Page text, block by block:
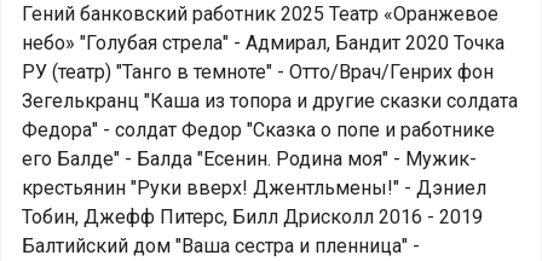
Гений банковский работник 2025 Театр «Оранжевое
небо» "Голубая стрела" - Адмирал, Бандит 2020 Точка
РУ (театр) "Танго в темноте" - Отто/Врач/Генрих фон
Зегелькранц "Каша из топора и другие сказки солдата
Федора" - солдат Федор "Сказка о попе и работнике
его Балде" - Балда "Есенин. Родина моя" - Мужик-
крестьянин "Руки вверх! Джентльмены!" - Дэниел
Тобин, Джефф Питерс, Билл Дрисколл 2016 - 2019
Балтийский дом "Ваша сестра и пленница" -